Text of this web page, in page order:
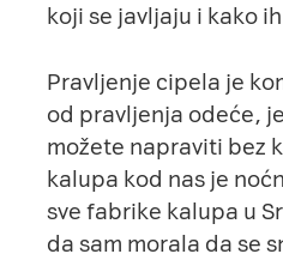
koji se javljaju i kako
Pravljenje cipela je
od pravljenja odeće,
možete napraviti bez
kalupa kod nas je
sve fabrike kalupa u
da sam morala da se